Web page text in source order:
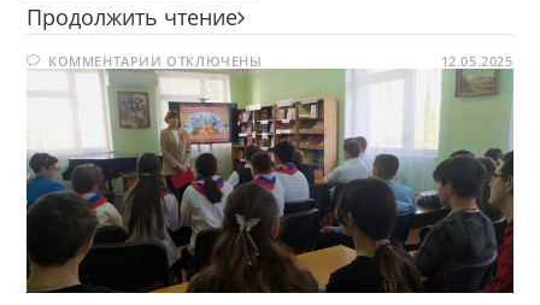
Продолжить чтение Я
Я
горжусь!
КОММЕНТАРИИ К
ЗАПИСИ
Я
ЗНАЮ!
Я
ГОРЖУСЬ!
ОТКЛЮЧЕНЫ 12.05.2025